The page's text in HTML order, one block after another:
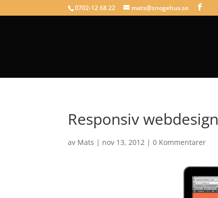
0702-12 68 22 mats@snogehus.se
Responsiv webdesign
av Mats | nov 13, 2012 |0 Kommentarer